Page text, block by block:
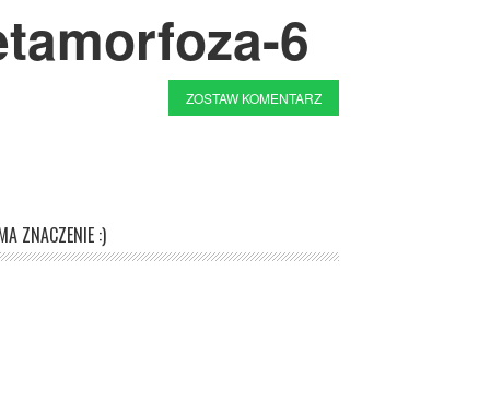
6
ZOSTAW KOMENTARZ
ZNACZENIE :)